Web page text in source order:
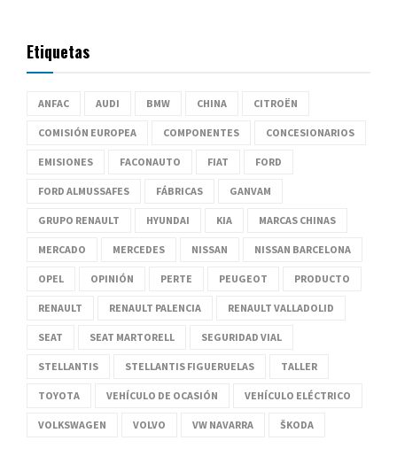
Etiquetas
ANFAC AUDI BMW CHINA CITROËN
COMISIÓN EUROPEA COMPONENTES CONCESIONARIOS
EMISIONES FACONAUTO FIAT FORD
FORD ALMUSSAFES FÁBRICAS GANVAM
GRUPO RENAULT HYUNDAI KIA MARCAS CHINAS
MERCADO MERCEDES NISSAN NISSAN BARCELONA
OPEL OPINIÓN PERTE PEUGEOT PRODUCTO
RENAULT RENAULT PALENCIA RENAULT VALLADOLID
SEAT SEAT MARTORELL SEGURIDAD VIAL
STELLANTIS STELLANTIS FIGUERUELAS TALLER
TOYOTA VEHÍCULO DE OCASIÓN VEHÍCULO ELÉCTRICO
VOLKSWAGEN VOLVO VW NAVARRA ŠKODA